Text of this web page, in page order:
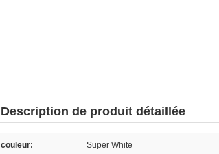
Description de produit détaillée
couleur: Super White